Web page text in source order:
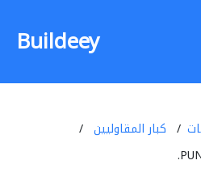
Buildeey
كبار المقاوليين